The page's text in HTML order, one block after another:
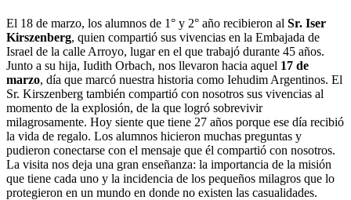
El 18 de marzo, los alumnos de 1° y 2° año recibieron al Sr. Iser
Kirszenberg, quien compartió sus vivencias en la Embajada de
Israel de la calle Arroyo, lugar en el que trabajó durante 45 años.
Junto a su hija, Iudith Orbach, nos llevaron hacia aquel 17 de
marzo, día que marcó nuestra historia como Iehudim Argentinos. El
Sr. Kirszenberg también compartió con nosotros sus vivencias al
momento de la explosión, de la que logró sobrevivir
milagrosamente. Hoy siente que tiene 27 años porque ese día recibió
la vida de regalo. Los alumnos hicieron muchas preguntas y
pudieron conectarse con el mensaje que él compartió con nosotros.
La visita nos deja una gran enseñanza: la importancia de la misión
que tiene cada uno y la incidencia de los pequeños milagros que lo
protegieron en un mundo en donde no existen las casualidades.